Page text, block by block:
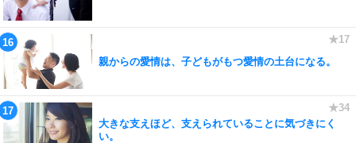
親からの愛情は、子どもがもつ愛情の土台になる。
大きな支えほど、支えられていることに気づきにく
い。